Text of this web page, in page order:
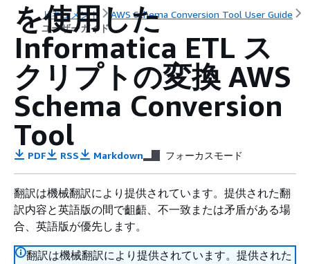
ドキュメント
AWS Schema Conversion Tool User Guide
ユーザーガイド
を使用した
Informatica ETL ス
クリプトの変換 AWS
Schema Conversion
Tool
PDF RSS Markdown フォーカスモード
翻訳は機械翻訳により提供されています。提供された翻
訳内容と英語版の間で齟齬、不一致または矛盾がある場
合、英語版が優先します。
翻訳は機械翻訳により提供されています。提供された